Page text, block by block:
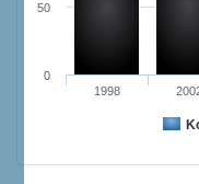
1998
0
50